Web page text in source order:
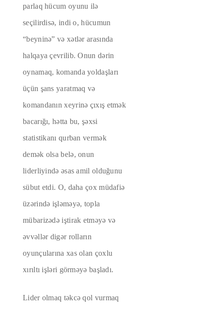
parlaq hücum oyunu ilə
seçilirdisə, indi o, hücumun
“beyninə” və xətlər arasında
halqaya çevrilib. Onun dərin
oynamaq, komanda yoldaşları
üçün şans yaratmaq və
komandanın xeyrinə çıxış etmək
bacarığı, hətta bu, şəxsi
statistikanı qurban vermək
demək olsa belə, onun
liderliyində əsas amil olduğunu
sübut etdi. O, daha çox müdafiə
üzərində işləməyə, topla
mübarizədə iştirak etməyə və
əvvəllər digər rolların
oyunçularına xas olan çoxlu
xırıltı işləri görməyə başladı.
Lider olmaq təkcə qol vurmaq